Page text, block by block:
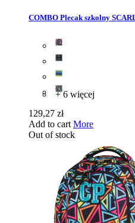
COMBO Plecak szkolny
+ 6 więcej
129,27 zł
Add to cart More
Out of stock